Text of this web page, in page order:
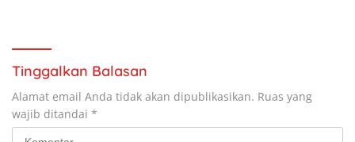
yang Jarang Diketahui
Masyarakat
Tinggalkan Balasan
Alamat email Anda tidak akan dipublikasikan. Ruas yang
wajib ditandai *